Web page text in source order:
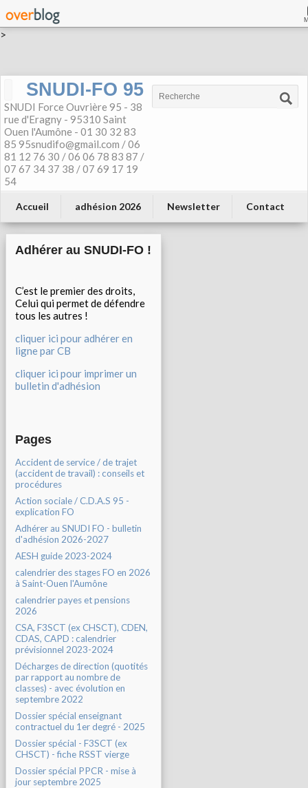
>
SNUDI-FO 95
SNUDI Force Ouvrière 95 - 38
rue d'Eragny - 95310 Saint
Ouen l'Aumône - 01 30 32 83
85 95snudifo@gmail.com / 06
81 12 76 30 / 06 06 78 83 87 /
07 67 34 37 38 / 07 69 17 19
54
Accueil adhésion 2026 Newsletter Contact
Adhérer au SNUDI-FO !
C’est le premier des droits,
Celui qui permet de défendre
tous les autres !
cliquer ici pour adhérer en
ligne par CB
cliquer ici pour imprimer un
bulletin d'adhésion
Pages
Accident de service / de trajet
(accident de travail) : conseils et
procédures
Action sociale / C.D.A.S 95 -
explication FO
Adhérer au SNUDI FO - bulletin
d'adhésion 2026-2027
AESH guide 2023-2024
calendrier des stages FO en 2026
à Saint-Ouen l'Aumône
calendrier payes et pensions
2026
CSA, F3SCT (ex CHSCT), CDEN,
CDAS, CAPD : calendrier
prévisionnel 2023-2024
Décharges de direction (quotités
par rapport au nombre de
classes) - avec évolution en
septembre 2022
Dossier spécial enseignant
contractuel du 1er degré - 2025
Dossier spécial - F3SCT (ex
CHSCT) - fiche RSST vierge
Dossier spécial PPCR - mise à
jour septembre 2025